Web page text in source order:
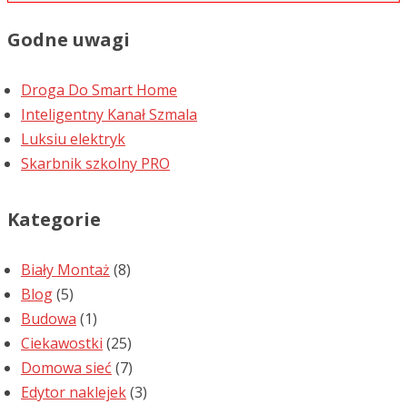
Godne uwagi
Droga Do Smart Home
Inteligentny Kanał Szmala
Luksiu elektryk
Skarbnik szkolny PRO
Kategorie
Biały Montaż (8)
Blog(5)
Budowa (1)
Ciekawostki (25)
Domowa sieć (7)
Edytor naklejek(3)